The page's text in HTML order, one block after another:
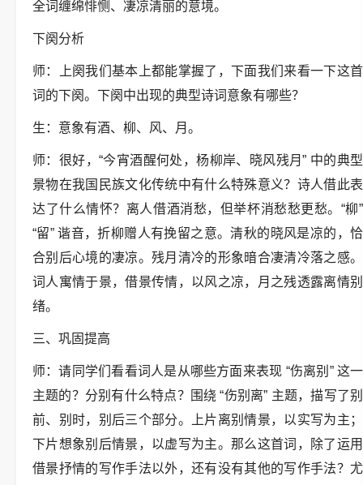
全词缠绵悱恻、凄凉清丽的意境。
下阕分析
师：上阕我们基本上都能掌握了，下面我们来看一下这首
词的下阕。下阕中出现的典型诗词意象有哪些？
生：意象有酒、柳、风、月。
师：很好，“今宵酒醒何处，杨柳岸、晓风残月” 中的典型
景物在我国民族文化传统中有什么特殊意义？诗人借此表
达了什么情怀？离人借酒消愁，但举杯消愁愁更愁。“柳”
“留” 谐音，折柳赠人有挽留之意。清秋的晓风是凉的，恰
合别后心境的凄凉。残月清冷的形象暗合凄清冷落之感。
词人寓情于景，借景传情，以风之凉，月之残透露离情别
绪。
三、巩固提高
师：请同学们看看词人是从哪些方面来表现 “伤离别” 这一
主题的？分别有什么特点？围绕 “伤别离” 主题，描写了别
前、别时，别后三个部分。上片离别情景，以实写为主；
下片想象别后情景，以虚写为主。那么这首词，除了运用
借景抒情的写作手法以外，还有没有其他的写作手法？尤